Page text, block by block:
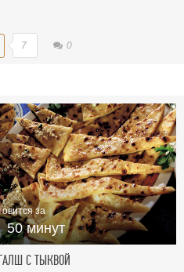
7 0
за
50 минут
С ТЫКВОЙ